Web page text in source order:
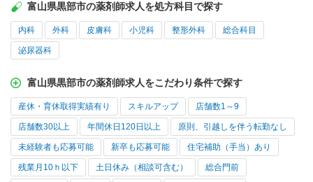
富山県黒部市の薬剤師求人を処方科目で探す
内科 外科 皮膚科 小児科 整形外科 総合科目
泌尿器科
富山県黒部市の薬剤師求人をこだわり条件で探す
産休・育休取得実績有り スキルアップ 店舗数1～9
店舗数30以上 年間休日120日以上 原則、引越しを伴う転勤なし
未経験者も応募可能 新卒も応募可能 住宅補助（手当）あり
残業月10ｈ以下 土日休み（相談可含む） 総合門前